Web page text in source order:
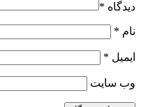
دیدگاه *
نام *
ایمیل *
وب‌ سایت